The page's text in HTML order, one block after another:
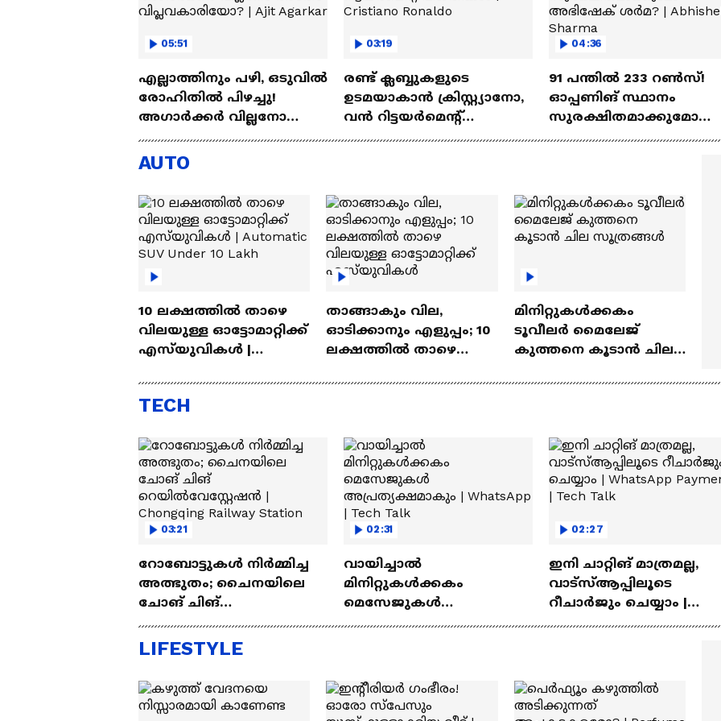
05:51
എല്ലാത്തിനും പഴി, ഒടുവില്‍
രോഹിതില്‍ പിഴച്ചു!
അഗാര്‍ക്കർ വില്ലനോ
അതോ വിപ്ലവകാരിയോ? |
Ajit Agarkar
03:19
രണ്ട്‌ ക്ലബ്ബുകളുടെ
ഉടമയാകാന്‍ ക്രിസ്റ്റ്യാനോ,
വന്‍ റിട്ടയര്‍മെന്റ്‌
പദ്ധതികള്‍ | Cristiano
04:36
91 പന്തില്‍ 233 റണ്‍സ്!
ഓപ്പണിങ് സ്ഥാനം
സുരക്ഷിതമാക്കുമോ
അഭിഷേക് ശർമ? |
AUTO
10 ലക്ഷത്തിൽ താഴെ
വിലയുള്ള ഓട്ടോമാറ്റിക്ക്
എസ്‍യുവികൾ |
Lakh
താങ്ങാകും വില,
ഓടിക്കാനും എളുപ്പം; 10
ലക്ഷത്തിൽ താഴെ
എസ്‍യുവികൾ
മിനിറ്റുകൾക്കകം
ടൂവീലർ മൈലേജ്
കുത്തനെ കൂടാൻ ചില
TECH
03:21
റോബോട്ടുകൾ നിർമ്മിച്ച
അത്ഭുതം; ചൈനയിലെ
ചോങ് ചിങ്
Chongqing Railway Station
02:31
വായിച്ചാൽ
മിനിറ്റുകൾക്കകം
മെസേജുകള്‍
02:27
ഇനി ചാറ്റിങ് മാത്രമല്ല,
വാട്‌സ്‌ആപ്പിലൂടെ
റീചാർജും ചെയ്യാം |
LIFESTYLE